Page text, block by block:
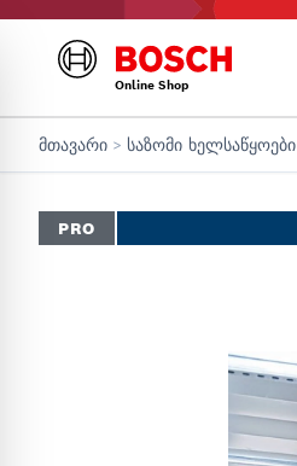
Online Shop
მთავარი > საზომი ხელსაწყოები
PRO